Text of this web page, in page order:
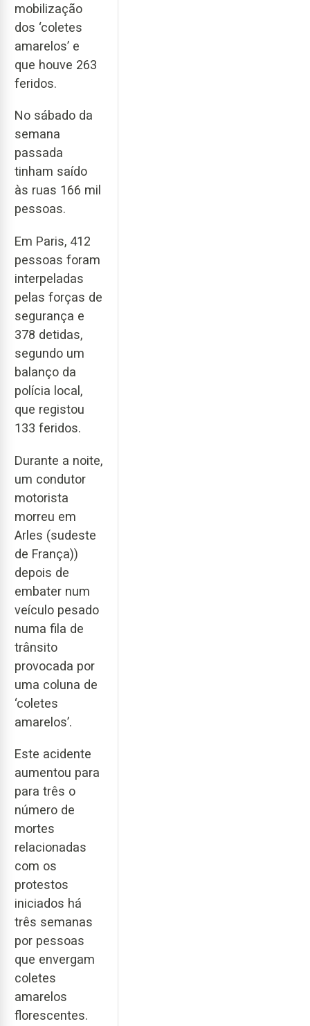
mobilização
dos ‘coletes
amarelos’ e
que houve 263
feridos.
No sábado da
semana
passada
tinham saído
às ruas 166 mil
pessoas.
Em Paris, 412
pessoas foram
interpeladas
pelas forças de
segurança e
378 detidas,
segundo um
balanço da
polícia local,
que registou
133 feridos.
Durante a noite,
um condutor
motorista
morreu em
Arles (sudeste
de França))
depois de
embater num
veículo pesado
numa fila de
trânsito
provocada por
uma coluna de
‘coletes
amarelos’.
Este acidente
aumentou para
para três o
número de
mortes
relacionadas
com os
protestos
iniciados há
três semanas
por pessoas
que envergam
coletes
amarelos
florescentes.